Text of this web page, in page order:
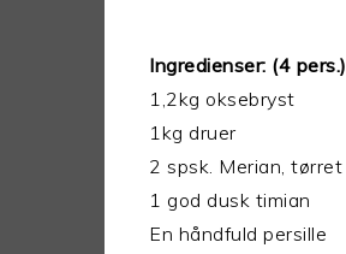
Ingredienser: (4 pers.)
1,2kg oksebryst
1kg druer
2 spsk. Merian, tørret
1 god dusk timian
En håndfuld persille